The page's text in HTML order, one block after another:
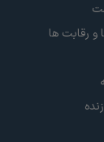
و رقابت ها